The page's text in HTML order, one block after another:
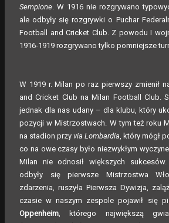
Sempione. W 1916 nie rozgrywano
ale odbyły się rozgrywki o Puchar
Football and Cricket Club. Z powodu I
1916-1919 rozgrywano tylko pomniejsze
W 1919 r. Milan po raz pierwszy zmienił
and Cricket Club na Milan Football Club.
jednak dla nas udany – dla klubu, który
pozycji w Mistrzostwach. W tym też roku
na stadion przy via Lombardia, który mógł
co na owe czasy było niezwykłym
Milan nie odnosił większych
odbyły się pierwsze Mistrzostwa
zdarzenia, ruszyła Pierwsza Dywizja,
czasie w naszym zespole pojawił się
Oppenheim, którego największą